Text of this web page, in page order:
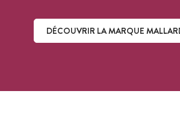
DÉCOUVRIR LA MARQUE